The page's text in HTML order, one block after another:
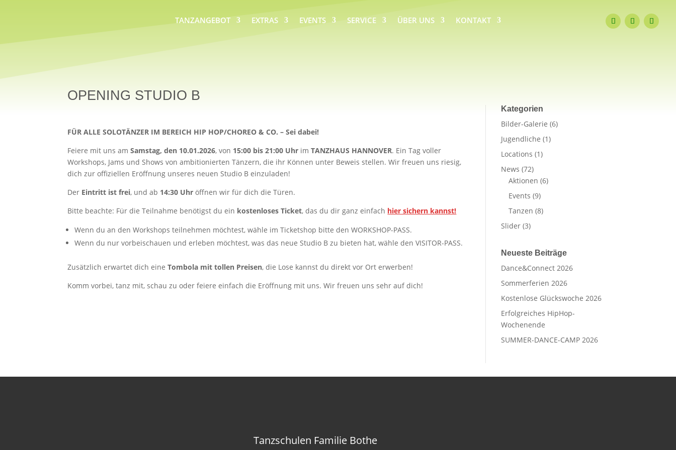
TANZANGEBOT EXTRAS EVENTS SERVICE ÜBER UNS KONTAKT
OPENING STUDIO B
FÜR ALLE SOLOTÄNZER IM BEREICH HIP HOP/CHOREO & CO.– Sei dabei!
Feiere mit uns amSamstag, den 10.01.2026, von 15:00 bis 21:00 Uhr imTANZHAUS HANNOVER. Ein Tag voller
Workshops, Jams und Shows von ambitionierten Tänzern, die ihr Können unter Beweis stellen. Wir freuen uns riesig,
dich zur offiziellen Eröffnung unseres neuen Studio B einzuladen!
Der Eintritt ist frei, und ab 14:30 Uhr öffnen wir für dich die Türen.
Bitte beachte: Für die Teilnahme benötigst du ein kostenloses Ticket, das du dir ganz einfach hier sichern kannst!
Wenn du an den Workshops teilnehmen möchtest, wähle im Ticketshop bitte den WORKSHOP-PASS.
Wenn du nur vorbeischauen und erleben möchtest, was das neue Studio B zu bieten hat, wähle den VISITOR-PASS.
Zusätzlich erwartet dich eineTombola mit tollen Preisen, die Lose kannst du direkt vor Ort erwerben!
Komm vorbei, tanz mit, schau zu oder feiere einfach die Eröffnung mit uns. Wir freuen uns sehr auf dich!
Kategorien
Bilder-Galerie (6)
Jugendliche (1)
Locations (1)
News (72)
Aktionen (6)
Events (9)
Tanzen (8)
Slider(3)
Neueste Beiträge
Dance&Connect 2026
Sommerferien 2026
Kostenlose Glückswoche 2026
Erfolgreiches HipHop-
Wochenende
SUMMER-DANCE-CAMP 2026
Tanzschulen Familie Bothe